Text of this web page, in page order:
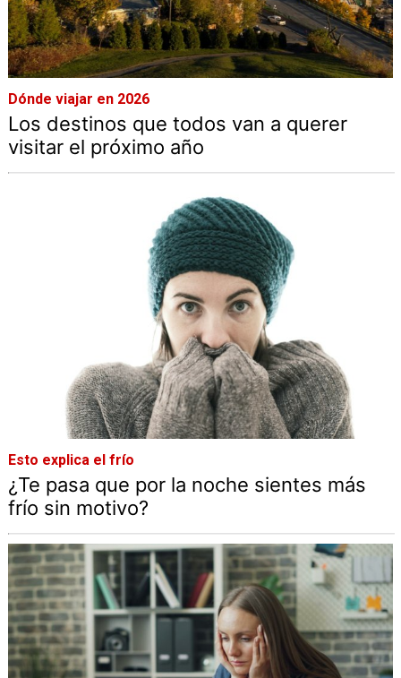
Dónde viajar en 2026
Los destinos que todos van a querer
visitar el próximo año
Esto explica el frío
¿Te pasa que por la noche sientes más
frío sin motivo?